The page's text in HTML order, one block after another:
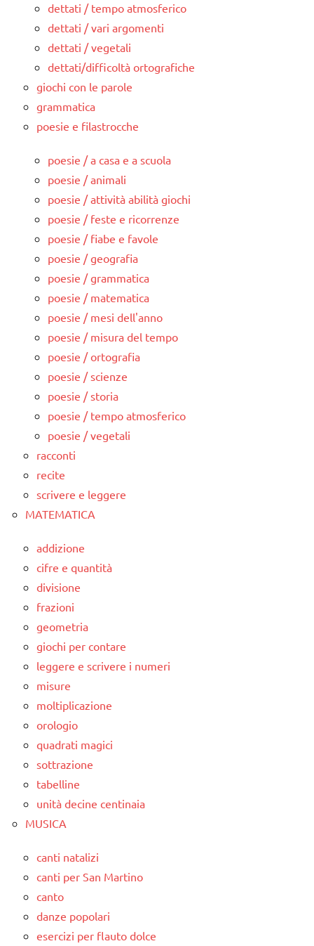
dettati / tempo atmosferico
dettati / vari argomenti
dettati / vegetali
dettati/difficoltà ortografiche
giochi con le parole
grammatica
poesie e filastrocche
poesie / a casa e a scuola
poesie / animali
poesie / attività abilità giochi
poesie / feste e ricorrenze
poesie / fiabe e favole
poesie / geografia
poesie / grammatica
poesie / matematica
poesie / mesi dell'anno
poesie / misura del tempo
poesie / ortografia
poesie / scienze
poesie / storia
poesie / tempo atmosferico
poesie / vegetali
racconti
recite
scrivere e leggere
MATEMATICA
addizione
cifre e quantità
divisione
frazioni
geometria
giochi per contare
leggere e scrivere i numeri
misure
moltiplicazione
orologio
quadrati magici
sottrazione
tabelline
unità decine centinaia
MUSICA
canti natalizi
canti per San Martino
canto
danze popolari
esercizi per flauto dolce